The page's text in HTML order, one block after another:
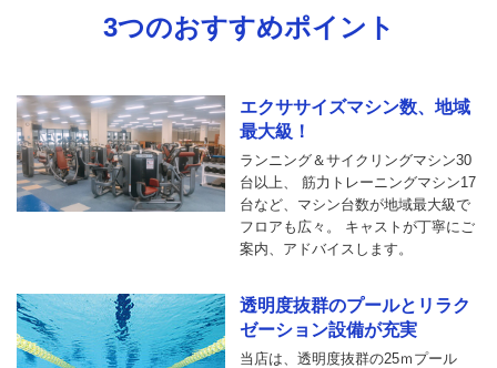
3つのおすすめポイント
エクササイズマシン数、地域
最大級！
ランニング＆サイクリングマシン30
台以上、 筋力トレーニングマシン17
台など、マシン台数が地域最大級で
フロアも広々。 キャストが丁寧にご
案内、アドバイスします。
透明度抜群のプールとリラク
ゼーション設備が充実
当店は、透明度抜群の25ｍプール